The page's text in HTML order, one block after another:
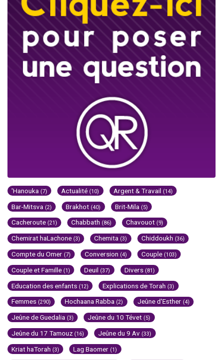
'Hanouka (7) Actualité (10) Argent & Travail (14)
Bar-Mitsva (2) Brakhot (40) Brit-Mila (5)
Cacheroute (21) Chabbath (86) Chavouot (9)
Chemirat haLachone (3) Chemita (3) Chiddoukh (36)
Compte du Omer (7) Conversion (4) Couple (103)
Couple et Famille (1) Deuil (37) Divers (81)
Education des enfants (12) Explications de Torah (3)
Femmes (290) Hochaana Rabba (2) Jeûne d'Esther (4)
Jeûne de Guedalia (3) Jeûne du 10 Tévet (5)
Jeûne du 17 Tamouz (16) Jeûne du 9 Av (33)
Kriat haTorah (3) Lag Baomer (1)